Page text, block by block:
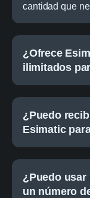
cantidad que
¿Ofrece
ilimitados
¿Puedo
Esimatic
¿Puedo usar
un número